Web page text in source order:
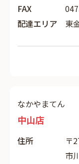
FAX
配達エリア
東
なかやまてん
中山店
住所
〒
市